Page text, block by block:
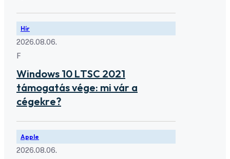
Hír
2026.08.06.
F
Windows 10 LTSC 2021
támogatás vége: mi vár a
cégekre?
Apple
2026.08.06.